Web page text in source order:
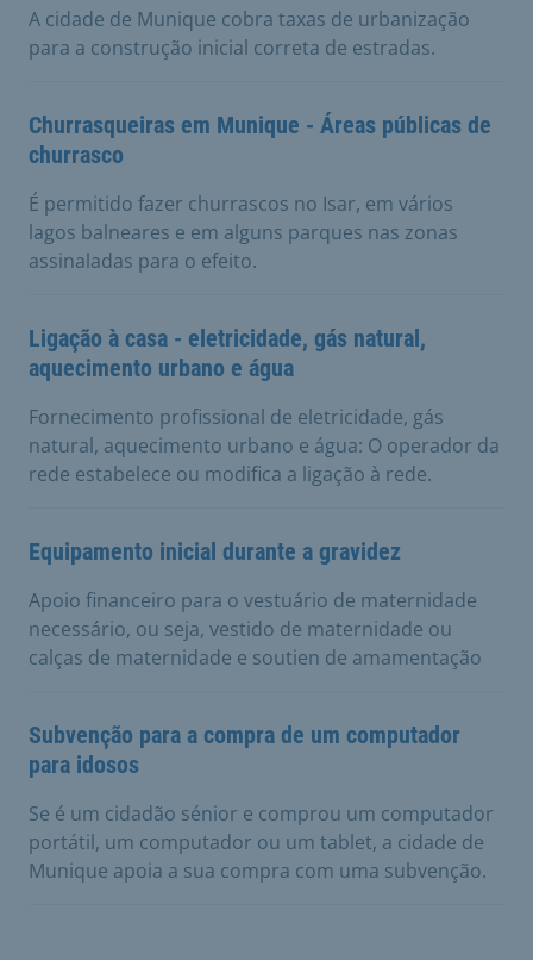
A cidade de Munique cobra taxas de urbanização
para a construção inicial correta de estradas.
Churrasqueiras em Munique - Áreas públicas de
churrasco
É permitido fazer churrascos no Isar, em vários
lagos balneares e em alguns parques nas zonas
assinaladas para o efeito.
Ligação à casa - eletricidade, gás natural,
aquecimento urbano e água
Fornecimento profissional de eletricidade, gás
natural, aquecimento urbano e água: O operador da
rede estabelece ou modifica a ligação à rede.
Equipamento inicial durante a gravidez
Apoio financeiro para o vestuário de maternidade
necessário, ou seja, vestido de maternidade ou
calças de maternidade e soutien de amamentação
Subvenção para a compra de um computador
para idosos
Se é um cidadão sénior e comprou um computador
portátil, um computador ou um tablet, a cidade de
Munique apoia a sua compra com uma subvenção.